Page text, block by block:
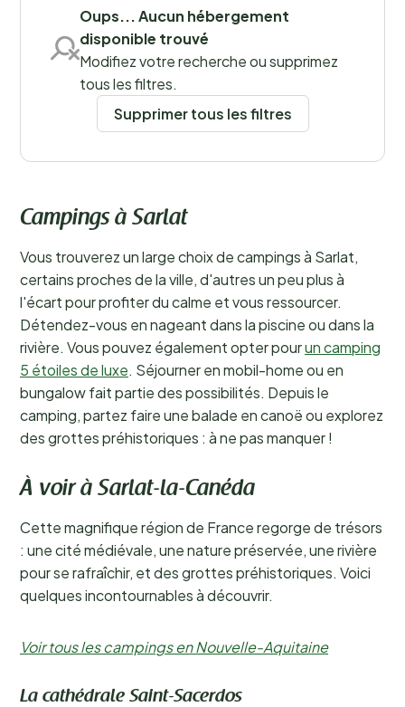
Oups... Aucun hébergement
disponible trouvé
Modifiez votre recherche ou supprimez
tous les filtres.
Supprimer tous les filtres
Campings à Sarlat
Vous trouverez un large choix de campings à Sarlat,
certains proches de la ville, d'autres un peu plus à
l'écart pour profiter du calme et vous ressourcer.
Détendez-vous en nageant dans la piscine ou dans la
rivière. Vous pouvez également opter pourun camping
5 étoiles de luxe. Séjourner en mobil-home ou en
bungalow fait partie des possibilités. Depuis le
camping, partez faire une balade en canoë ou explorez
des grottes préhistoriques : à ne pas manquer !
À voir à Sarlat-la-Canéda
Cette magnifique région de France regorge de trésors
: une cité médiévale, une nature préservée, une rivière
pour se rafraîchir, et des grottes préhistoriques. Voici
quelques incontournables à découvrir.
Voir tous les campings en Nouvelle-Aquitaine
La cathédrale Saint-Sacerdos